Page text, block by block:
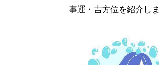
事運・吉方位を紹介しま